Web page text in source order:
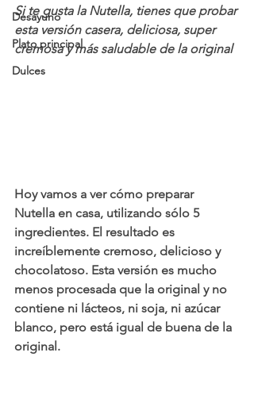
Desayuno
Plato principal
Dulces
Si te gusta la Nutella, tienes que probar
esta versión casera, deliciosa, super
cremosa y más saludable de la original
Hoy vamos a ver cómo preparar
Nutella en casa, utilizando sólo 5
ingredientes. El resultado es
increíblemente cremoso, delicioso y
chocolatoso. Esta versión es mucho
menos procesada que la original y no
contiene ni lácteos, ni soja, ni azúcar
blanco, pero está igual de buena de la
original.